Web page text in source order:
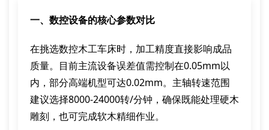
一、数控设备的核心参数对比
在挑选数控木工车床时，加工精度直接影响成品
质量。目前主流设备误差值需控制在0.05mm以
内，部分高端机型可达0.02mm。主轴转速范围
建议选择8000-24000转/分钟，确保既能处理硬木
雕刻，也可完成软木精细作业。